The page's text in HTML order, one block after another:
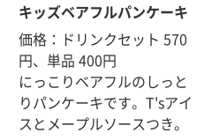
キッズベアフルパンケーキ
価格：ドリンクセット 570
円、単品 400円
にっこりベアフルのしっと
りパンケーキです。T'sアイ
スとメープルソースつき。